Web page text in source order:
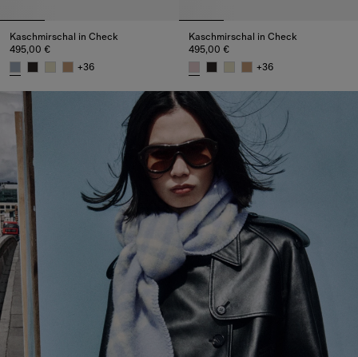
Kaschmirschal in Check
495,00 €
+36
Kaschmirschal in Check
495,00 €
+36